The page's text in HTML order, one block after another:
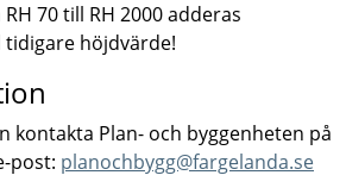
70 till RH 2000 adderas
höjdvärde!
kontakta Plan- och byggenheten på
post: planochbygg@fargelanda.se